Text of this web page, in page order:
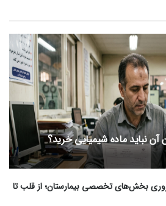
بخش‌های تخصصی بیمارستان؛ از قلب تا